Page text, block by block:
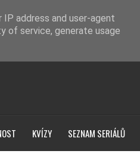
KVÍZY SEZNAM SERIÁLŮ
address and user-agent
of service, generate usage